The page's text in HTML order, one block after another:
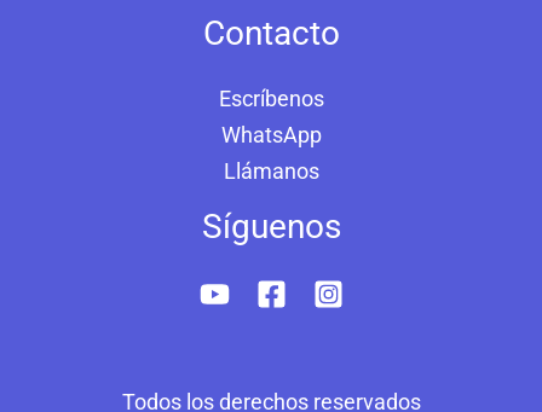
Contacto
Escríbenos
WhatsApp
Llámanos
Síguenos
Todos los derechos reservados